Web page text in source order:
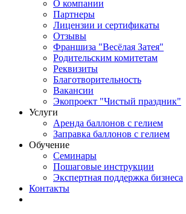
О компании
Партнеры
Лицензии и сертификаты
Отзывы
Франшиза "Весёлая Затея"
Родительским комитетам
Реквизиты
Благотворительность
Вакансии
Экопроект "Чистый праздник"
Услуги
Аренда баллонов с гелием
Заправка баллонов с гелием
Обучение
Семинары
Пошаговые инструкции
Экспертная поддержка бизнеса
Контакты